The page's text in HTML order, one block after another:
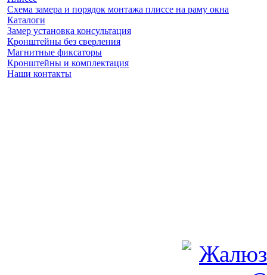
Схема замера и порядок монтажа плиссе на раму окна
Каталоги
Замер установка консультация
Кронштейны без сверления
Магнитные фиксаторы
Кронштейны и комплектация
Наши контакты